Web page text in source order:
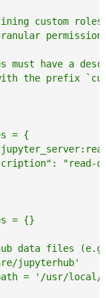
custom
have a
the prefix
= {
"read-
= {}
data files
jupyterhub'
= '/usr/local/